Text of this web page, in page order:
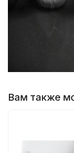
Вам также